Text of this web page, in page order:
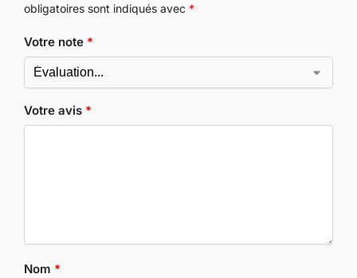
obligatoires sont indiqués avec *
Votre note *
Votre avis *
Nom *